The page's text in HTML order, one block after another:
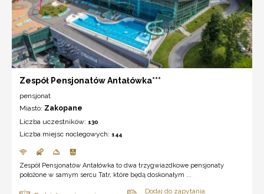
Zespół Pensjonatów Antałówka***
pensjonat
Miasto: Zakopane
Liczba uczestników: 130
Liczba miejsc noclegowych: 144
Zespół Pensjonatów Antałówka to dwa trzygwiazdkowe pensjonaty
położone w samym sercu Tatr, które będą doskonałym ...